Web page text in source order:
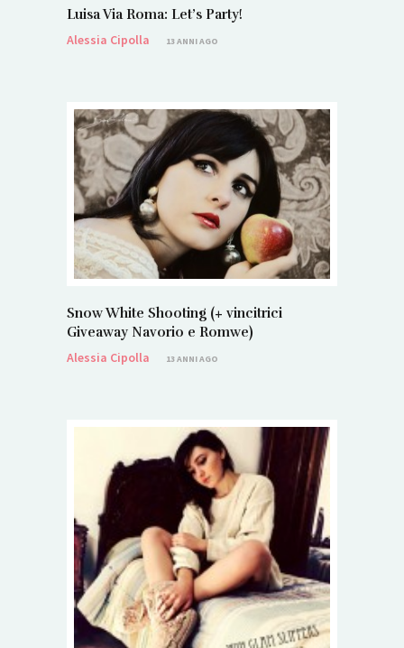
Luisa Via Roma: Let’s Party!
Alessia Cipolla
13 ANNI AGO
Snow White Shooting (+ vincitrici
Giveaway Navorio e Romwe)
Alessia Cipolla
13 ANNI AGO